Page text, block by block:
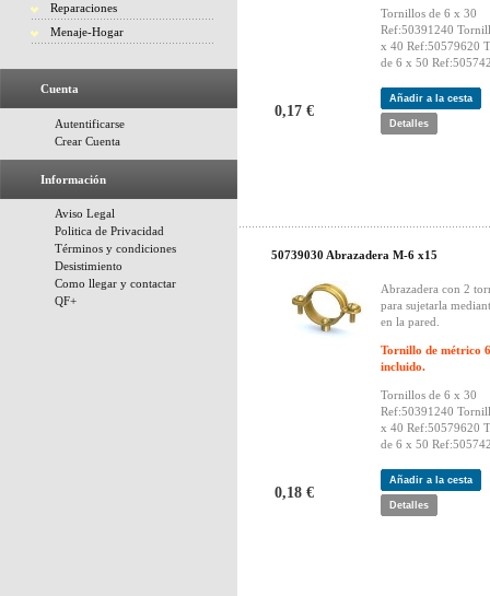
Reparaciones
Menaje-Hogar
Cuenta
Autentificarse
Crear Cuenta
Información
Aviso Legal
Politica de Privacidad
Términos y condiciones
Desistimiento
Como llegar y contactar
QF+
Tornillos de 6 x 30
Ref:50391240
x 40 Ref:50579620
de 6 x 50
0,17 €
Añadir a la cesta
Detalles
50739030 Abrazadera M-6 x15
Abrazadera con 2
para sujetarla
en la pared.
Tornillo de métrico
incluido.
Tornillos de 6 x 30
Ref:50391240
x 40 Ref:50579620
de 6 x 50
0,18 €
Añadir a la cesta
Detalles